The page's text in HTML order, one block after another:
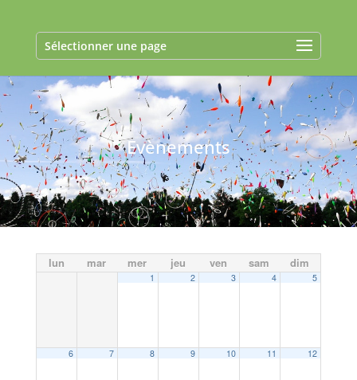
Sélectionner une page
Evènements
lun mar mer jeu ven sam dim
1 2 3 4 5
6 7 8 9 10 11 12